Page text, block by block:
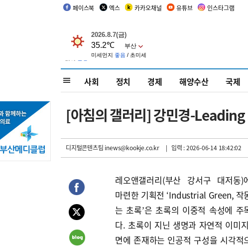
페이스북 엑스 카카오채널 유튜브 인스타그램
사회 정치 경제 해양수산 국제
[아침의 갤러리] 강민경-
디지털콘텐츠팀 inews@kookje.co.kr | 입력 : 2026-06-14 18:42:02
레오앤갤러리(부산 강서구 대저동)
마련한 기획전 ‘Industrial Green, 작
는 초록’은 초록의 이중적 속성에 주
다. 초록이 지닌 생명과 자연적 이미
면에 존재하는 인공적 구성을 시각적